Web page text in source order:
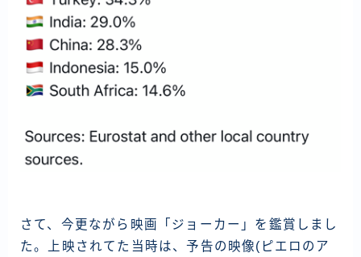
さて、今更ながら映画「ジョーカー」を鑑賞しまし
た。上映されてた当時は、予告の映像(ピエロのア